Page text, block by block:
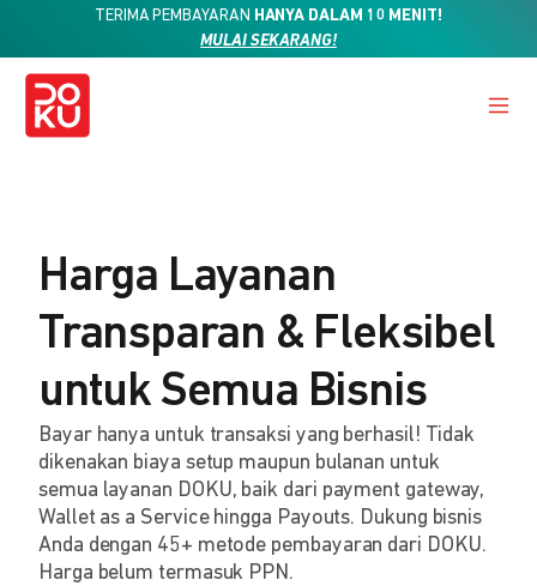
TERIMA PEMBAYARAN HANYA DALAM 10 MENIT!
MULAI SEKARANG!
Harga Layanan
Transparan & Fleksibel
untuk Semua Bisnis
Bayar hanya untuk transaksi yang berhasil! Tidak
dikenakan biaya setup maupun bulanan untuk
semua layanan DOKU, baik dari payment gateway,
Wallet as a Service hingga Payouts. Dukung bisnis
Anda dengan 45+ metode pembayaran dari DOKU.
Harga belum termasuk PPN.